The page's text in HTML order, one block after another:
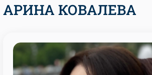
АРИНА КОВАЛЕВА